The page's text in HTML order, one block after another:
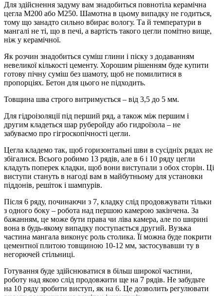
Для здійснення задуму вам знадобиться повнотіла керамічна
цегла М200 або М250. Шамотна в цьому випадку не годиться,
тому що занадто сильно вбирає вологу. Та й температури в
мангалі не ті, що в печі, а вартість такого цегли помітно вище,
ніж у керамічної.
Як розчин знадобиться суміш глини і піску з додаванням
невеликої кількості цементу. Хорошим рішенням буде купити
готову пічну суміш без шамоту, щоб не помилитися в
пропорціях. Бетон для цього не підходить.
Товщина шва строго витримується – від 3,5 до 5 мм.
Для гідроізоляції під перший ряд, а також між першим і
другим кладеться шар руберойду або гидроїзола – не
забуваємо про гігроскопічності цегли.
Цегла кладемо так, щоб горизонтальні шви в сусідніх рядах не
збігалися. Всього робимо 13 рядів, але в 6 і 10 ряду цегли
кладуть поперек кладки, щоб вони виступали з обох сторін. Ці
виступи стануть в нагоді вам в майбутньому для установки
піддонів, решіток і шампурів.
Після 6 ряду, починаючи з 7, кладку слід продовжувати тільки
з одного боку – робота над першою камерою закінчена. За
бажанням, це може бути права чи ліва камера, але по ширині
вона в будь-якому випадку поступається другий. Вузька
частина мангала виконує роль столика. Її можна буде покрити
цементної плитою товщиною 10-12 мм, застосувавши ту в
негорючей стільниці.
Готування буде здійснюватися в більш широкої частини,
роботу над якою слід продовжити ще на 7 рядів. Не забудьте
на 10 ряду зробити виступ, як на 6. Це дозволить регулювати